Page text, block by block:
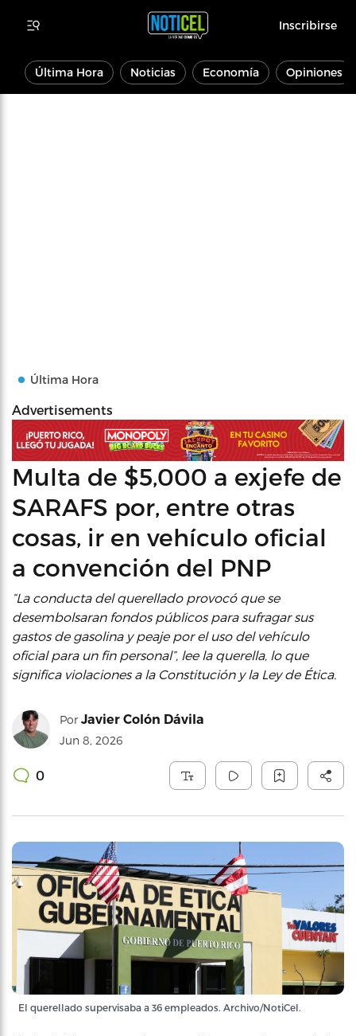
Inscribirse
Última Hora Noticias Economía Opiniones
Última Hora
Advertisements
Multa de $5,000 a exjefe de
SARAFS por, entre otras
cosas, ir en vehículo oficial
a convención del PNP
“La conducta del querellado provocó que se
desembolsaran fondos públicos para sufragar sus
gastos de gasolina y peaje por el uso del vehículo
oficial para un fin personal”, lee la querella, lo que
significa violaciones a la Constitución y la Ley de Ética.
Por Javier Colón Dávila
Jun 8, 2026
0
El querellado supervisaba a 36 empleados. Archivo/NotiCel.